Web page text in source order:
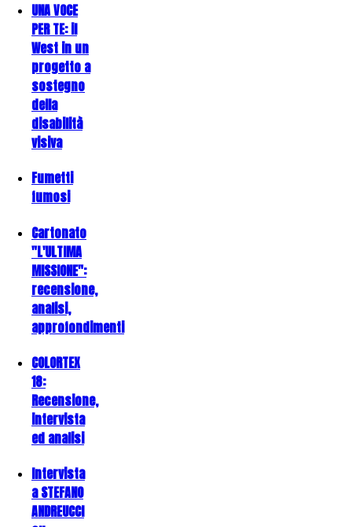
UNA VOCE
PER TE: il
West in un
progetto a
sostegno
della
disabilità
visiva
Fumetti
fumosi
Cartonato
"L'ULTIMA
MISSIONE":
recensione,
analisi,
approfondimenti
COLORTEX
18:
Recensione,
intervista
ed analisi
Intervista
a STEFANO
ANDREUCCI